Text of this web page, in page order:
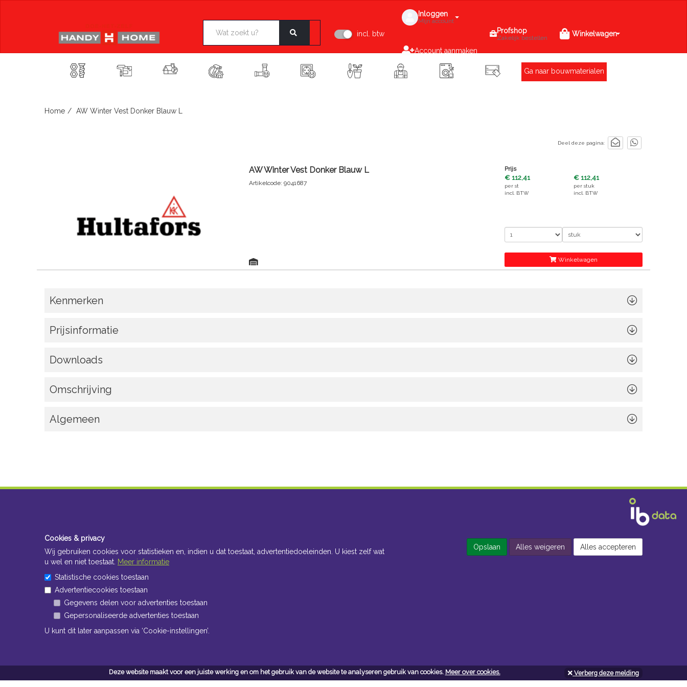
Deze website maakt voor een juiste werking en om het gebruik van de website te analyseren gebruik van cookies. Meer over cookies. Verberg deze melding
incl. btw
Inloggen
Mijn account
Account aanmaken
Profshop
Zakelijk bestellen Winkelwagen
Ga naar bouwmaterialen
Home AW Winter Vest Donker Blauw L
Deel deze pagina:
AW Winter Vest Donker Blauw L
Artikelcode: 9041687
Prijs
€ 112,41
per st
incl. BTW
€ 112,41
per stuk
incl. BTW
Winkelwagen
Kenmerken
Prijsinformatie
Downloads
Omschrijving
Algemeen
Contacteer ons Openingsuren toonzaal Openingsuren doe-het-zelf
Cookies & privacy
Wij gebruiken cookies voor statistieken en, indien u dat toestaat, advertentiedoeleinden. U kiest zelf wat
u wel en niet toestaat. Meer informatie
Statistische cookies toestaan
Advertentiecookies toestaan
Gegevens delen voor advertenties toestaan
Gepersonaliseerde advertenties toestaan
U kunt dit later aanpassen via ‘Cookie-instellingen’.
Opslaan Alles weigeren Alles accepteren